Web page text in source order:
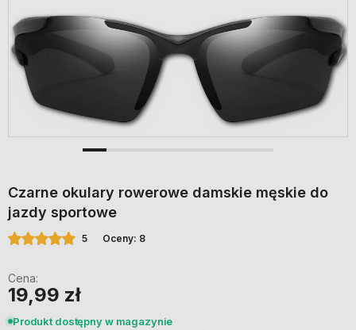
Czarne okulary rowerowe damskie męskie do
jazdy sportowe
5 Oceny: 8
Cena:
19,99 zł
Produkt dostępny w magazynie